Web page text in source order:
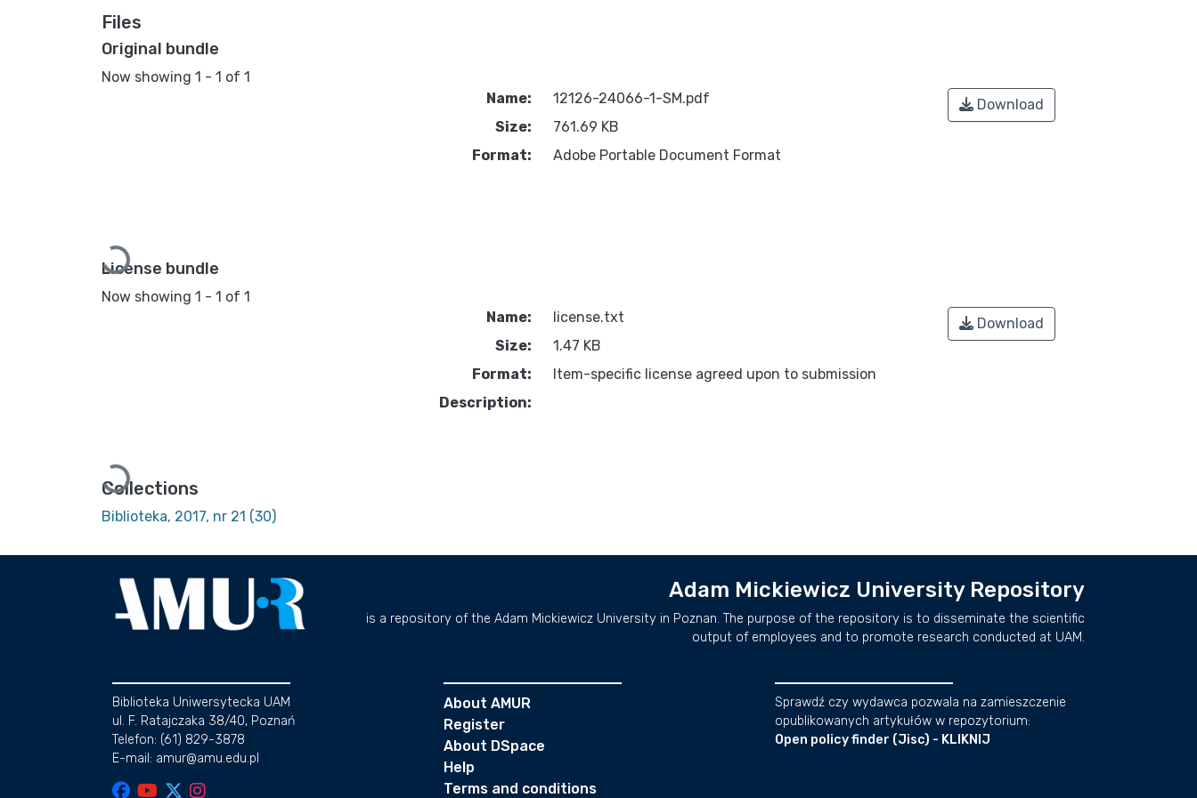
Files
Original bundle
Now showing 1 - 1 of 1
Loading...
Name:
12126-24066-1-SM.pdf
Size:
761.69 KB
Format:
Adobe Portable Document Format
Download
License bundle
Now showing 1 - 1 of 1
Loading...
Name:
license.txt
Size:
1.47 KB
Format:
Item-specific license agreed upon to submission
Description:
Download
Collections
Biblioteka, 2017, nr 21 (30)
Adam Mickiewicz University Repository
is a repository of the Adam Mickiewicz University in Poznan. The purpose of the repository is to disseminate the scientific
output of employees and to promote research conducted at UAM.
Biblioteka Uniwersytecka UAM
ul. F. Ratajczaka 38/40, Poznań
Telefon: (61) 829-3878
E-mail: amur@amu.edu.pl
About AMUR
Register
About DSpace
Help
Terms and conditions
Sprawdź czy wydawca pozwala na zamieszczenie
opublikowanych artykułów w repozytorium:
Open policy finder (Jisc) - KLIKNIJ